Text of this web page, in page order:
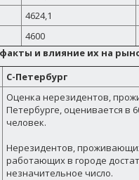
4624,1
4600
и влияние их на
С-Петербург
Оценка нерезидентов,
Петербурге, оценивается в
человек.
Нерезидентов,
работающих в городе
незначительное число.